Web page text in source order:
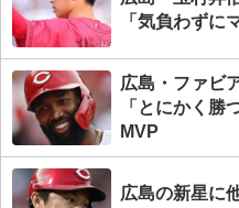
「気負わずに
広島・ファビ
「とにかく勝
MVP
広島の新星に